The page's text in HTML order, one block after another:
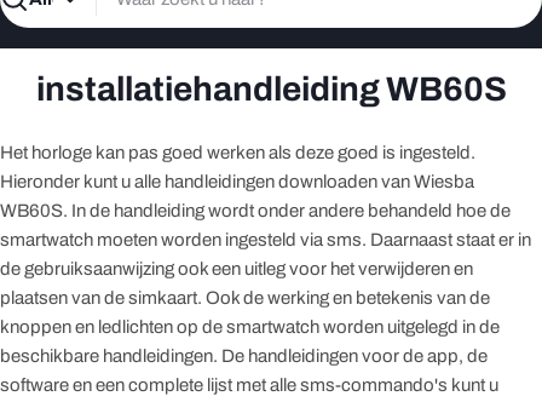
Zoeken
installatiehandleiding WB60S
Het horloge kan pas goed werken als deze goed is ingesteld.
Hieronder kunt u alle handleidingen downloaden van Wiesba
WB60S. In de handleiding wordt onder andere behandeld hoe de
smartwatch moeten worden ingesteld via sms. Daarnaast staat er in
de gebruiksaanwijzing ook een uitleg voor het verwijderen en
plaatsen van de simkaart. Ook de werking en betekenis van de
knoppen en ledlichten op de smartwatch worden uitgelegd in de
beschikbare handleidingen. De handleidingen voor de app, de
software en een complete lijst met alle sms-commando's kunt u